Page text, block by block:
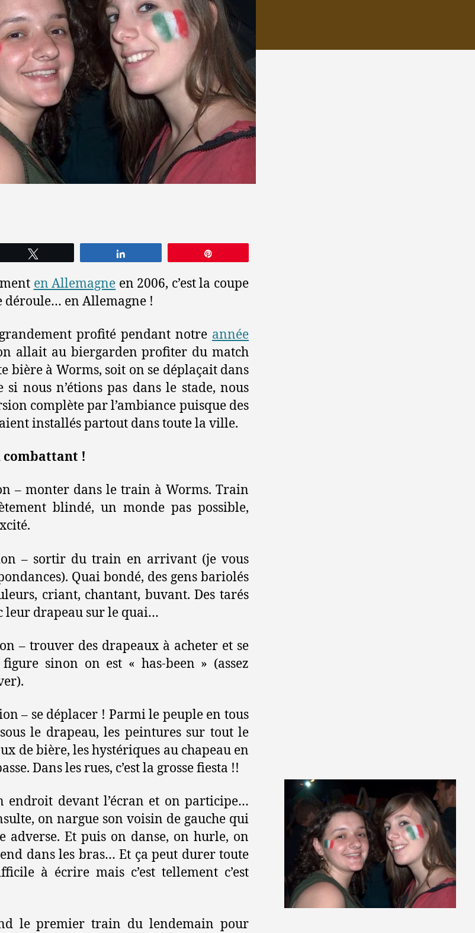
en Allemagne en 2006, c’est la coupe
déroule… en Allemagne !
profité pendant notre année
allait au biergarden profiter du match
bière à Worms, soit on se déplaçait dans
nous n’étions pas dans le stade, nous
complète par l’ambiance puisque des
installés partout dans toute la ville.
combattant !
– monter dans le train à Worms. Train
blindé, un monde pas possible,
– sortir du train en arrivant (je vous
Quai bondé, des gens bariolés
criant, chantant, buvant. Des tarés
leur drapeau sur le quai…
– trouver des drapeaux à acheter et se
sinon on est « has-been » (assez
– se déplacer ! Parmi le peuple en tous
le drapeau, les peintures sur tout le
de bière, les hystériques au chapeau en
Dans les rues, c’est la grosse fiesta !!
endroit devant l’écran et on participe…
on nargue son voisin de gauche qui
adverse. Et puis on danse, on hurle, on
dans les bras… Et ça peut durer toute
à écrire mais c’est tellement c’est
le premier train du lendemain pour